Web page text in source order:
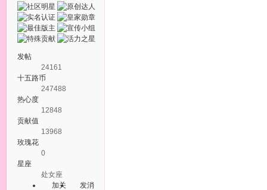
发帖
24161
十五路币
247488
热心度
12848
贡献值
13968
玫瑰花
0
星座
处女座
加关
发消